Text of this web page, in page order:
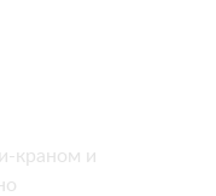
краном и